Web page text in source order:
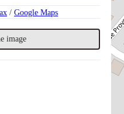
/ Google Maps
image